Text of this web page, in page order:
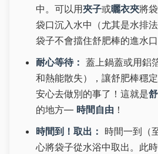
中。可以用夾子或曬衣夾將
袋口沉入水中（尤其是水排
袋子不會擋住舒肥棒的進水口
耐心等待： 蓋上鍋蓋或用鋁
和熱能散失），讓舒肥棒穩
安心去做別的事了！這就是
的地方— 時間自由 ！
時間到！取出： 時間一到（
心將袋子從水浴中取出。此